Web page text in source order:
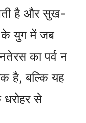
है और सुख-
के युग में जब
का पर्व न
है, बल्कि यह
धरोहर से